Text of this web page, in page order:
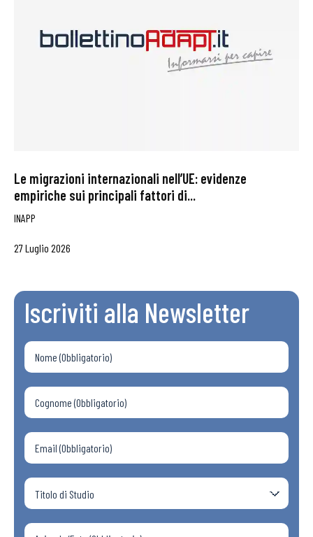
Le migrazioni internazionali nell’UE: evidenze
empiriche sui principali fattori di...
INAPP
27 Luglio 2026
Iscriviti alla Newsletter